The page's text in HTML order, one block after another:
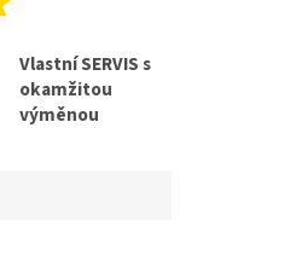
Vlastní SERVIS s
okamžitou
výměnou